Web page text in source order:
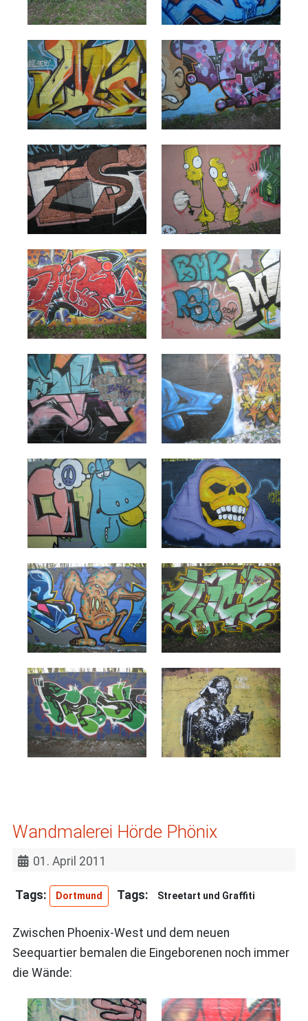
Wandmalerei Hörde Phönix
01. April 2011
Dortmund Streetart und Graffiti
Zwischen Phoenix-West und dem neuen
Seequartier bemalen die Eingeborenen noch immer
die Wände: